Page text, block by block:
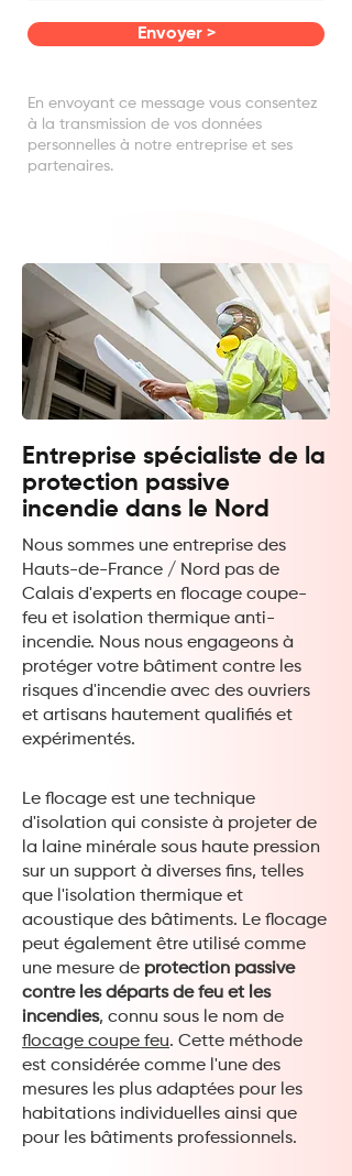
Envoyer >
En envoyant ce message vous consentez
à la transmission de vos données
personnelles à notre entreprise et ses
partenaires.
Entreprise spécialiste de la
protection passive
incendie dans le Nord
Nous sommes une entreprise des
Hauts-de-France / Nord pas de
Calais d'experts en flocage coupe-
feu et isolation thermique anti-
incendie. Nous nous engageons à
protéger votre bâtiment contre les
risques d'incendie avec des ouvriers
et artisans hautement qualifiés et
expérimentés.
Le flocage est une technique
d'isolation qui consiste à projeter de
la laine minérale sous haute pression
sur un support à diverses fins, telles
que l'isolation thermique et
acoustique des bâtiments. Le flocage
peut également être utilisé comme
une mesure de protection passive
contre les départs de feu et les
incendies, connu sous le nom de
flocage coupe feu. Cette méthode
est considérée comme l'une des
mesures les plus adaptées pour les
habitations individuelles ainsi que
pour les bâtiments professionnels.